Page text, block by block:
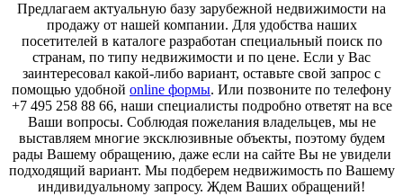
Предлагаем актуальную базу зарубежной недвижимости на
продажу от нашей компании. Для удобства наших
посетителей в каталоге разработан специальный поиск по
странам, по типу недвижимости и по цене. Если у Вас
заинтересовал какой-либо вариант, оставьте свой запрос с
помощью удобной online формы. Или позвоните по телефону
+7 495 258 88 66, наши специалисты подробно ответят на все
Ваши вопросы. Соблюдая пожелания владельцев, мы не
выставляем многие эксклюзивные объекты, поэтому будем
рады Вашему обращению, даже если на сайте Вы не увидели
подходящий вариант. Мы подберем недвижимость по Вашему
индивидуальному запросу. Ждем Ваших обращений!